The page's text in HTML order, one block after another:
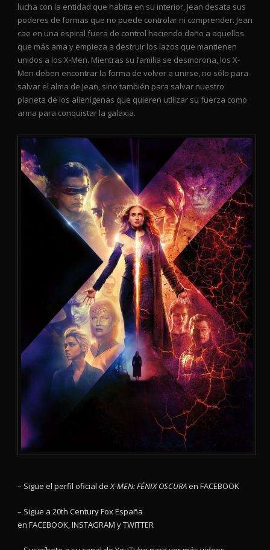
lucha con la entidad que habita en su interior, Jean desata sus
poderes de formas que no puede controlar ni comprender. Jean
cae en una espiral fuera de control haciendo daño a aquellos
que más ama y empieza a destruir los lazos que mantienen
unidos a los X-Men. Mientras su familia se desmorona, los X-
Men deben encontrar la forma de volver a unirse, no sólo para
salvar el alma de Jean, sino también para salvar nuestro
planeta de los alienígenas que quieren utilizar su fuerza como
arma para conquistar la galaxia.
– Sigue el perfil oficial deX-MEN: FÉNIX OSCURA en FACEBOOK
– Sigue a 20th Century Fox España
en FACEBOOK,INSTAGRAM yTWITTER